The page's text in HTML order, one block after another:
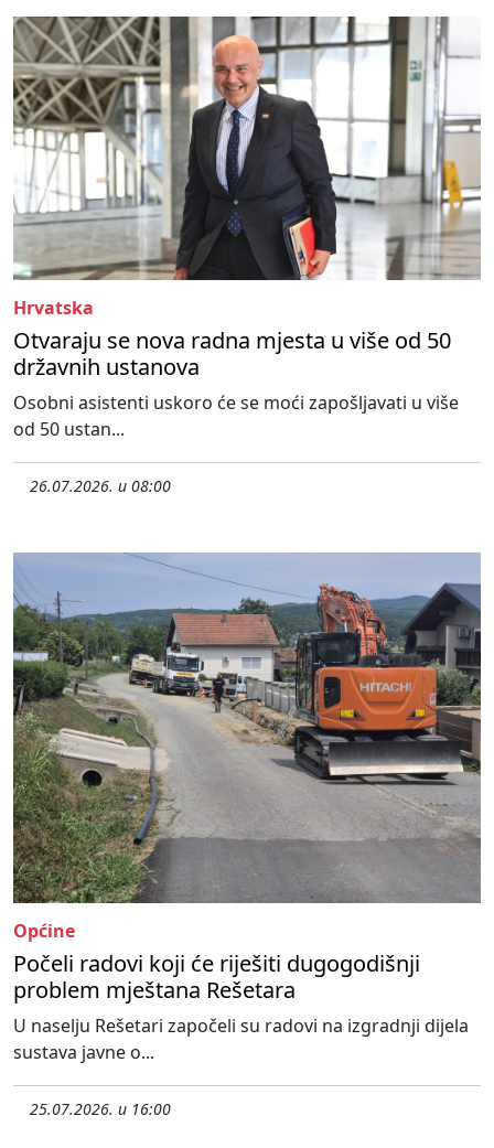
Hrvatska
Otvaraju se nova radna mjesta u više od 50
državnih ustanova
Osobni asistenti uskoro će se moći zapošljavati u više
od 50 ustan...
26.07.2026. u 08:00
Općine
Počeli radovi koji će riješiti dugogodišnji
problem mještana Rešetara
U naselju Rešetari započeli su radovi na izgradnji dijela
sustava javne o...
25.07.2026. u 16:00